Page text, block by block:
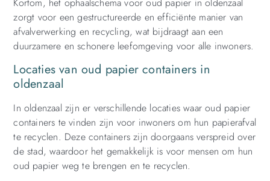
Kortom, het ophaalschema voor oud papier in oldenzaal
zorgt voor een gestructureerde en efficiënte manier van
afvalverwerking en recycling, wat bijdraagt aan een
duurzamere en schonere leefomgeving voor alle inwoners.
Locaties van oud papier containers in
oldenzaal
In oldenzaal zijn er verschillende locaties waar oud papier
containers te vinden zijn voor inwoners om hun papierafval
te recyclen. Deze containers zijn doorgaans verspreid over
de stad, waardoor het gemakkelijk is voor mensen om hun
oud papier weg te brengen en te recyclen.